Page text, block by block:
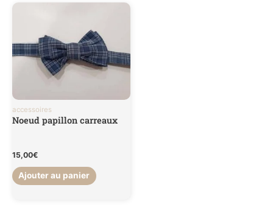
accessoires
Noeud papillon carreaux
15,00€
Ajouter au panier